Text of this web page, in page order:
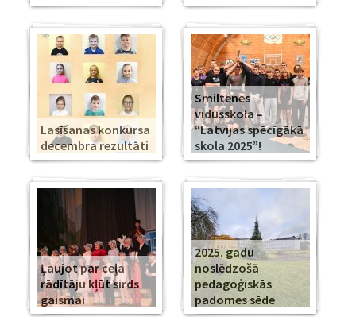
Lasīšanas konkursa
decembra rezultāti
Smiltenes
vidusskola –
“Latvijas spēcīgākā
skola 2025”!
Ļaujot par ceļa
rādītāju kļūt sirds
gaismai
2025. gadu
noslēdzošā
pedagoģiskās
padomes sēde